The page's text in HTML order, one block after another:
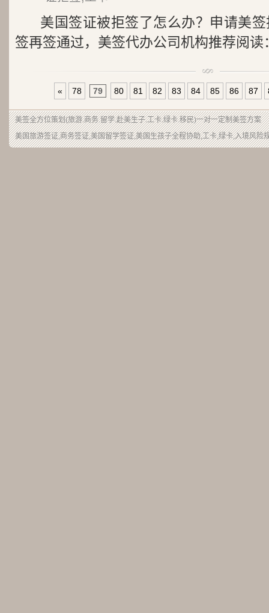
美国签证被拒签了怎么办？申请美
签再签通过，美签代办公司机构推荐阅
« 78 79 80 81 82 83 84 85 86 87
美签全方位策划(旅游.商务.留学.赴美生子.工卡.绿卡.移民)一对一定制美签方案
美国旅游签证,商务签证,美国留学签证,美国生孩子全程协助,工卡,绿卡,入境风险